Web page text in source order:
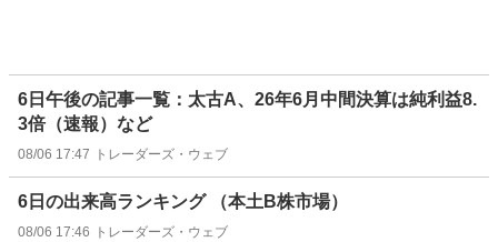
6日午後の記事一覧：太古A、26年6月中間決算は純利益8.
3倍（速報）など
08/06 17:47 トレーダーズ・ウェブ
6日の出来高ランキング （本土B株市場）
08/06 17:46 トレーダーズ・ウェブ